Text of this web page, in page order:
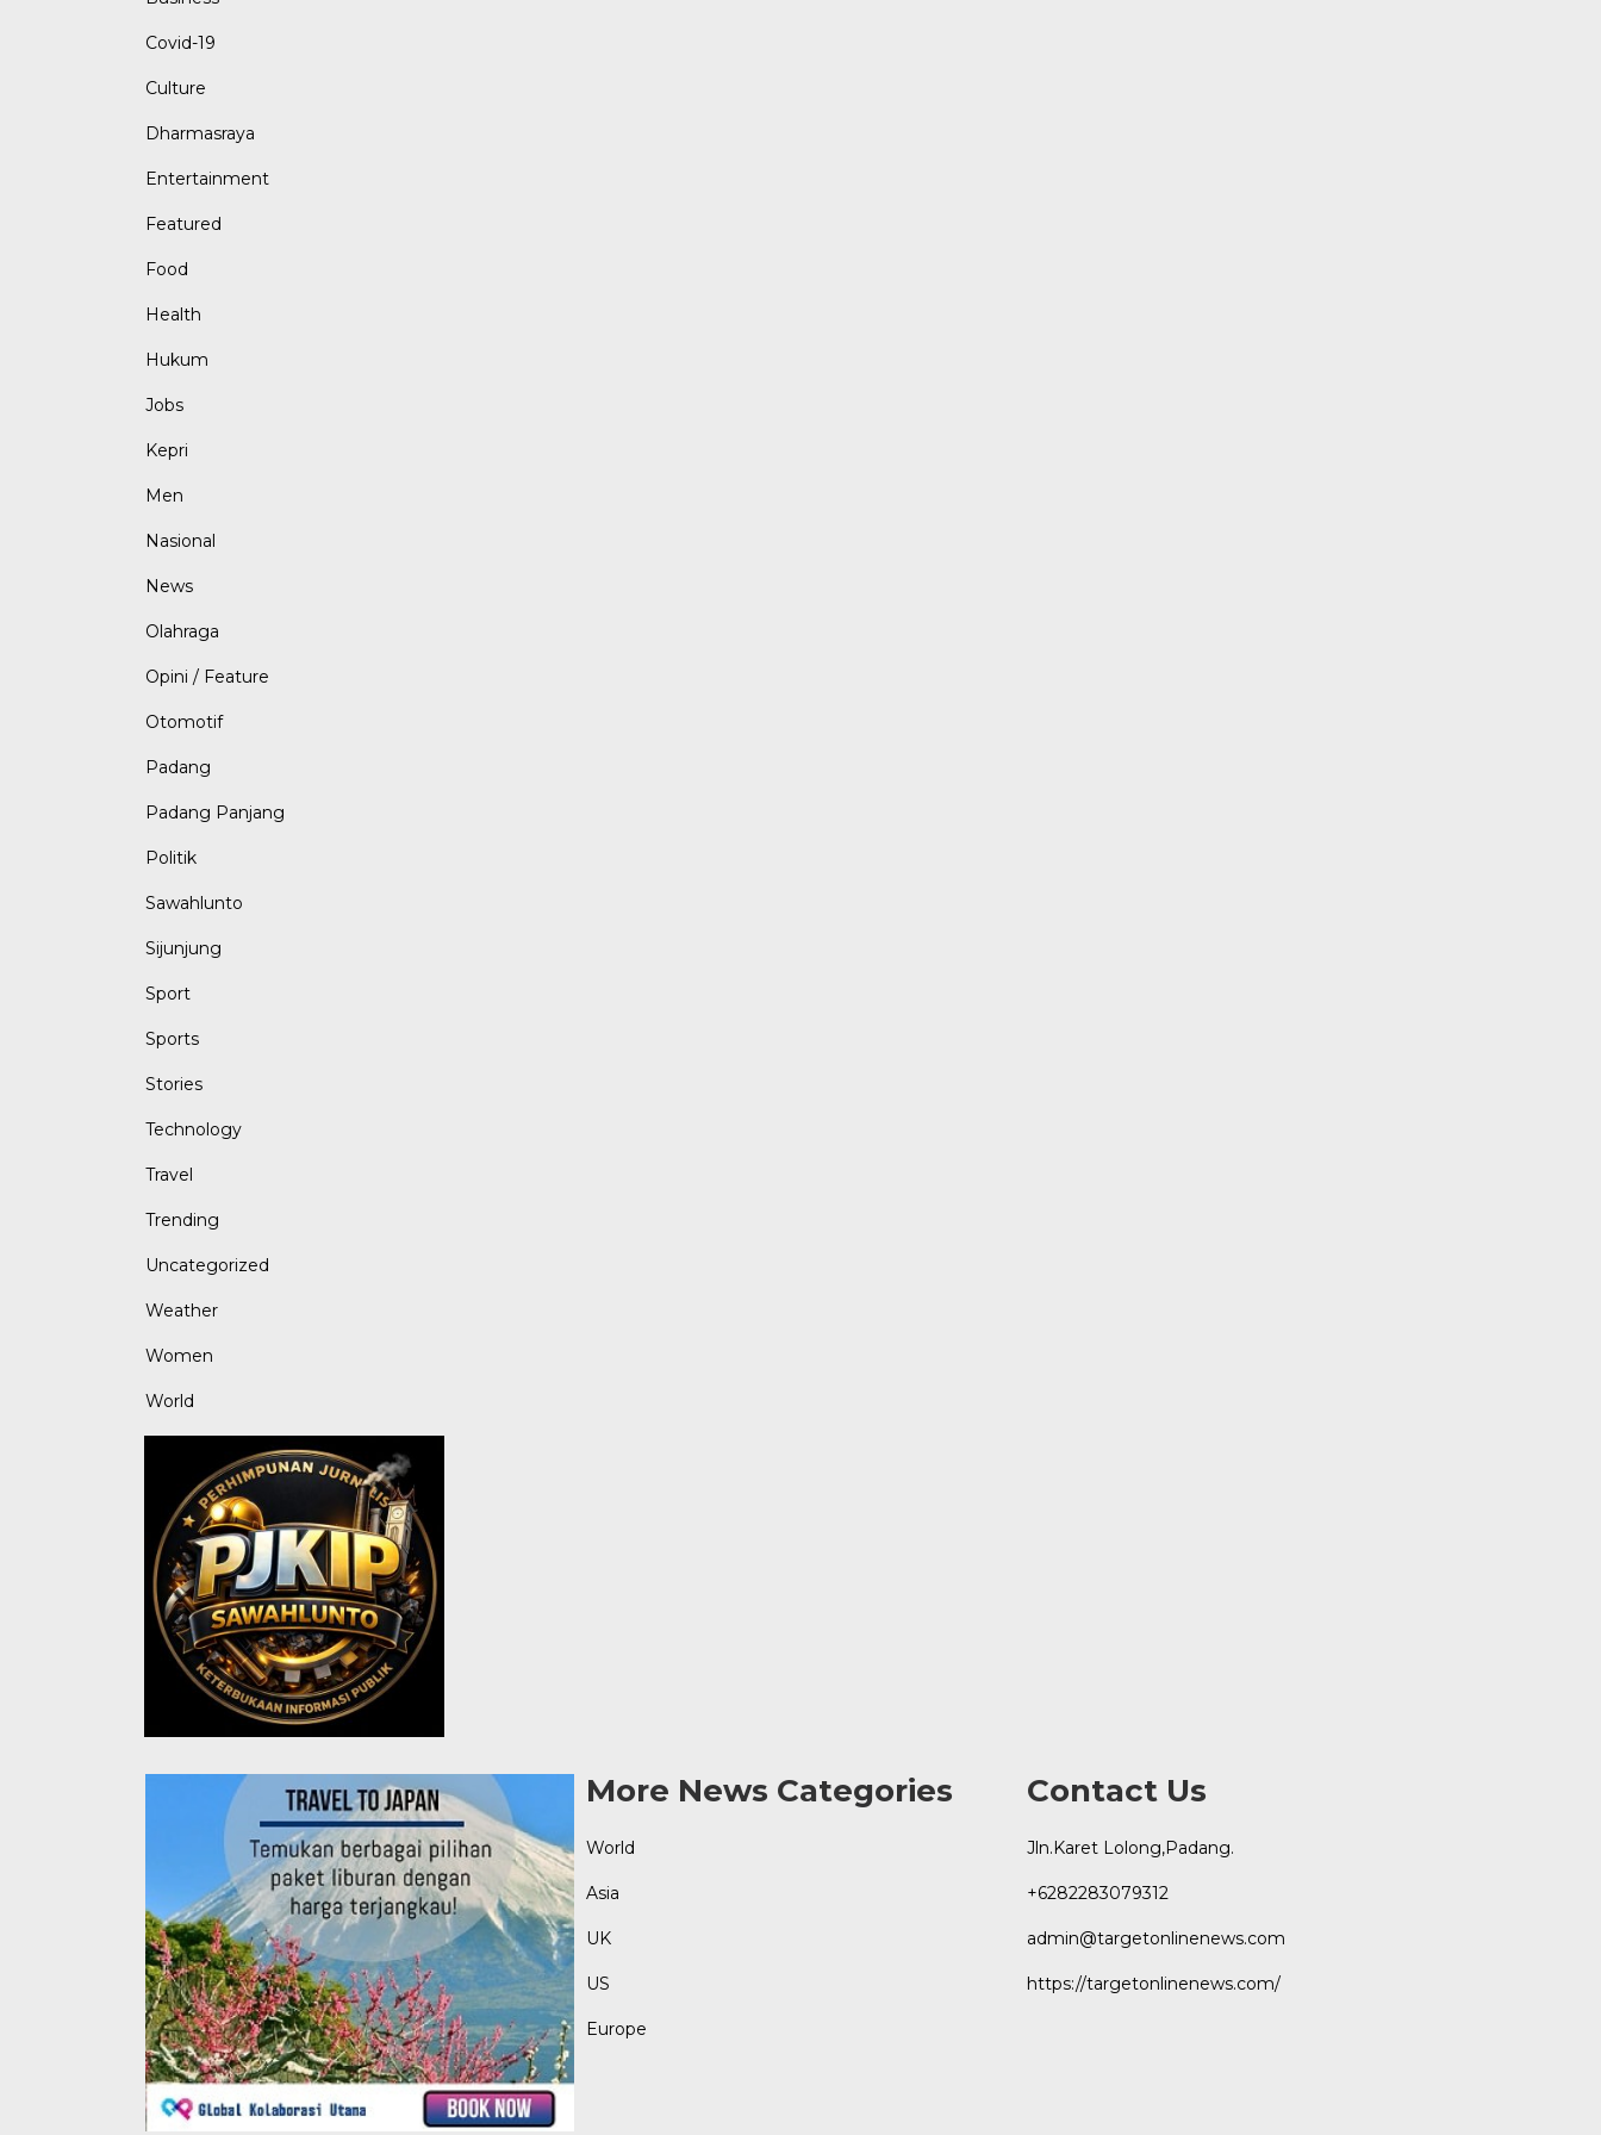
Covid-19
Culture
Dharmasraya
Entertainment
Featured
Food
Health
Hukum
Jobs
Kepri
Men
Nasional
News
Olahraga
Opini / Feature
Otomotif
Padang
Padang Panjang
Politik
Sawahlunto
Sijunjung
Sport
Sports
Stories
Technology
Travel
Trending
Uncategorized
Weather
Women
World
More News Categories
World
Asia
UK
US
Europe
Contact Us
Jln.Karet Lolong,Padang.
+6282283079312
admin@targetonlinenews.com
https://targetonlinenews.com/